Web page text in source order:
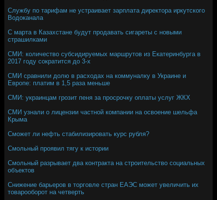
Службу по тарифам не устраивает зарплата директора иркутского
Водоканала
С марта в Казахстане будут продавать сигареты с новыми
страшилками
СМИ: количество субсидируемых маршрутов из Екатеринбурга в
2017 году сократится до 3-х
СМИ сравнили долю в расходах на коммуналку в Украине и
Европе: платим в 1,5 раза меньше
СМИ: украинцам грозит пеня за просрочку оплаты услуг ЖКХ
СМИ узнали о лицензии частной компании на освоение шельфа
Крыма
Сможет ли нефть стабилизировать курс рубля?
Смольный проявил тягу к истории
Смольный разрывает два контракта на строительство социальных
объектов
Снижение барьеров в торговле стран ЕАЭС может увеличить их
товарооборот на четверть